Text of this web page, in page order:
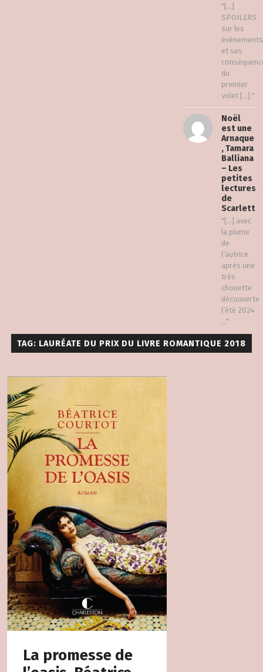
"[…]
SPOILERS
sur les
événements
et ses
du
premier
volet […] "
Noël
est une
Arnaque
, Tamara
Balliana
– Les
petites
lectures
de
Scarlett
"[…] avec
la plume
de
l’autrice
après une
très
chouette
découverte
l’été 2024
..."
TAG: LAURÉATE DU PRIX DU LIVRE ROMANTIQUE 2018
La promesse de